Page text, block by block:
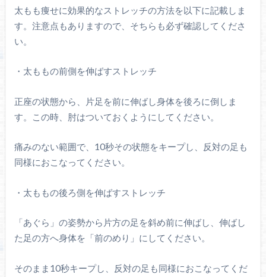
太もも痩せに効果的なストレッチの方法を以下に記載しま
す。注意点もありますので、そちらも必ず確認してくださ
い。
・太ももの前側を伸ばすストレッチ
正座の状態から、片足を前に伸ばし身体を後ろに倒しま
す。この時、肘はついておくようにしてください。
痛みのない範囲で、10秒その状態をキープし、反対の足も
同様におこなってください。
・太ももの後ろ側を伸ばすストレッチ
「あぐら」の姿勢から片方の足を斜め前に伸ばし、伸ばし
た足の方へ身体を「前のめり」にしてください。
そのまま10秒キープし、反対の足も同様におこなってくだ